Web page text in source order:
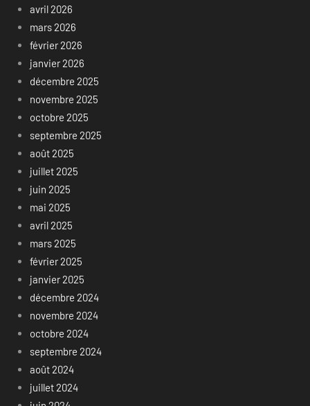
avril 2026
mars 2026
février 2026
janvier 2026
décembre 2025
novembre 2025
octobre 2025
septembre 2025
août 2025
juillet 2025
juin 2025
mai 2025
avril 2025
mars 2025
février 2025
janvier 2025
décembre 2024
novembre 2024
octobre 2024
septembre 2024
août 2024
juillet 2024